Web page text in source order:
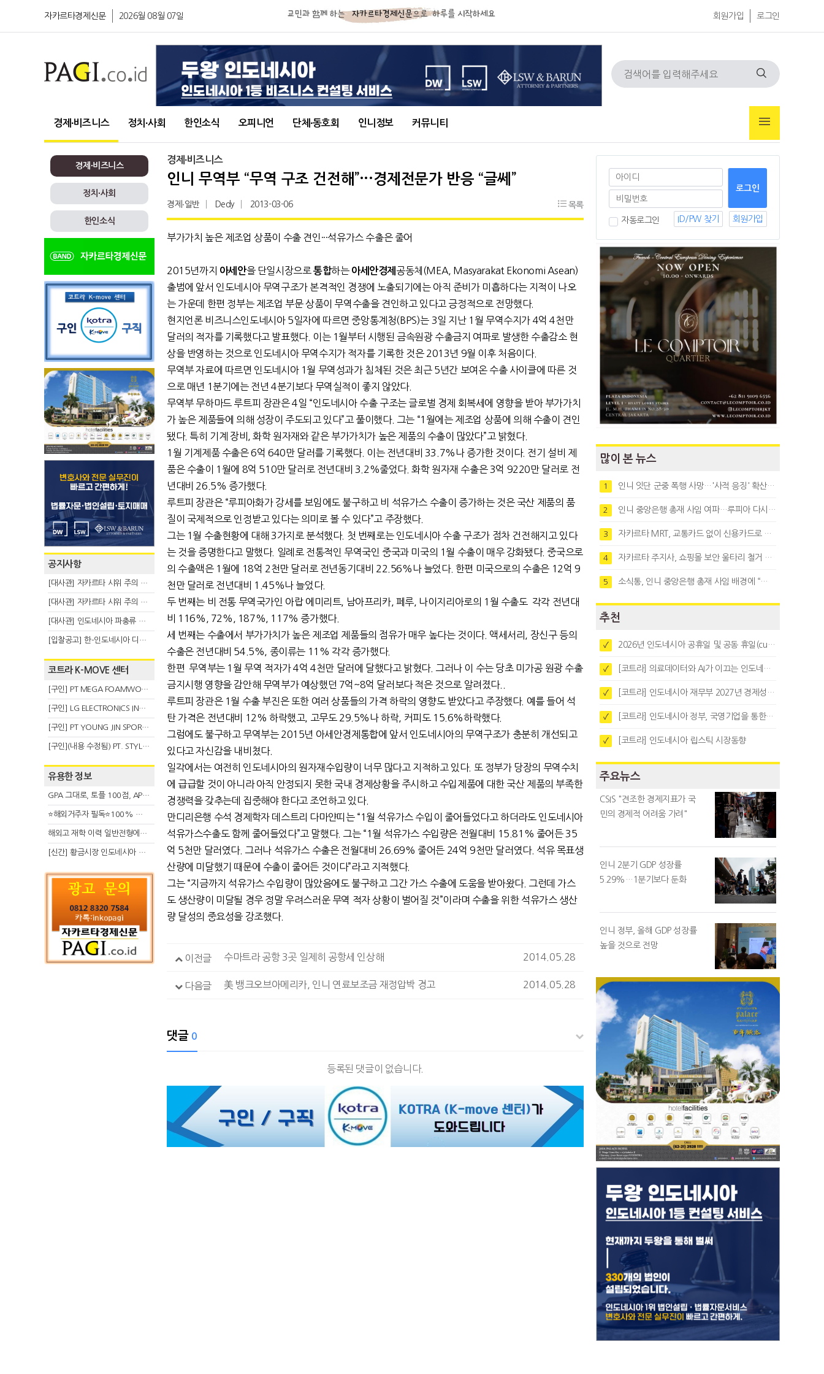
자카르타경제신문 2026월 08월 07일 회원가입 로그인
경제∙비즈니스 정치∙사회 한인소식 오피니언 단체∙동호회 인니정보 커뮤니티
경제∙비즈니스
정치∙사회
한인소식
공지사항
[대사관] 자카르타 시위 주의 안내(8.6)
[대사관] 자카르타 시위 주의 안내(8.3)
[대사관] 인도네시아 파충류 불법 반출 주의 (7.29)
[입찰공고] 한-인도네시아 디지털융복합 탈 전시회
코트라 K-MOVE 센터
[구인] PT MEGA FOAMWORKS INDONESIA
[구인] LG ELECTRONICS INDONESIA
[구인] PT YOUNG JIN SPORT INDONESIA
[구인](내용 수정됨) PT. STYLE KOREAN INDONESIA (스타일 코리안 인도네시아)
유용한 정보
GPA 그대로, 토플 100점, AP 막막 — 원인은 하나입니다
⭐해외거주자 필독⭐100% 온라인 마지막 한국어교원 2급 추가모집 (~8/2)
해외고 재학 이력 일반전형에서 분명한 입시 강점 살리는 전략
[신간] 황금시장 인도네시아 슈퍼리치의 성공 수업
경제∙비즈니스
인니 무역부 “무역 구조 건전해”···경제전문가 반응 “글쎄”
경제∙일반 Dedy 2013-03-06 목록
부가가치 높은 제조업 상품이 수출 견인···석유가스 수출은 줄어
2015년까지 아세안을 단일시장으로통합하는 아세안경제 공동체(MEA, Masyarakat Ekonomi Asean)
출범에 앞서 인도네시아 무역구조가 본격적인 경쟁에 노출되기에는 아직 준비가 미흡하다는 지적이 나오
는 가운데 한편 정부는 제조업 부문 상품이 무역수출을 견인하고 있다고 긍정적으로 전망했다.
현지언론 비즈니스인도네시아 5일자에 따르면 중앙통계청(BPS)는 3일 지난 1월 무역수지가 4억 4천만
달러의 적자를 기록했다고 발표했다. 이는 1월부터 시행된 금속원광 수출금지 여파로 발생한 수출감소 현
상을 반영하는 것으로 인도네시아 무역수지가 적자를 기록한 것은 2013년 9월 이후 처음이다.
무역부 자료에 따르면 인도네시아 1월 무역성과가 침체된 것은 최근 5년간 보여온 수출 사이클에 따른 것
으로 매년 1분기에는 전년 4분기보다 무역실적이 좋지 않았다.
무역부 무하마드 루트피 장관은 4일 “인도네시아 수출 구조는 글로벌 경제 회복세에 영향을 받아 부가가치
가 높은 제품들에 의해 성장이 주도되고 있다”고 풀이했다. 그는 “1월에는 제조업 상품에 의해 수출이 견인
됐다. 특히 기계 장비, 화학 원자재와 같은 부가가치가 높은 제품의 수출이 많았다”고 밝혔다.
1월 기계제품 수출은 6억 640만 달러를 기록했다. 이는 전년대비 33.7%나 증가한 것이다. 전기 설비 제
품은 수출이 1월에 8억 510만 달러로 전년대비 3.2%줄었다. 화학 원자재 수출은 3억 9220만 달러로 전
년대비 26.5% 증가했다.
루트피 장관은 “루피아화가 강세를 보임에도 불구하고 비 석유가스 수출이 증가하는 것은 국산 제품의 품
질이 국제적으로 인정받고 있다는 의미로 볼 수 있다”고 주장했다.
그는 1월 수출현황에 대해 3가지로 분석했다. 첫 번째로는 인도네시아 수출 구조가 점차 건전해지고 있다
는 것을 증명한다고 말했다. 일례로 전통적인 무역국인 중국과 미국의 1월 수출이 매우 강화됐다. 중국으로
의 수출액은 1월에 18억 2천만 달러로 전년동기대비 22.56%나 늘었다. 한편 미국으로의 수출은 12억 9
천만 달러로 전년대비 1.45%나 늘었다.
두 번째는 비 전통 무역국가인 아랍 에미리트, 남아프리카, 페루, 나이지리아로의 1월 수출도 각각 전년대
비 116%, 72%, 187%, 117% 증가했다.
세 번째는 수출에서 부가가치가 높은 제조업 제품들의 점유가 매우 높다는 것이다. 액세서리, 장신구 등의
수출은 전년대비 54.5%, 종이류는 11% 각각 증가했다.
한편 무역부는 1월 무역 적자가 4억 4천만 달러에 달했다고 밝혔다. 그러나 이 수는 당초 미가공 원광 수출
금지시행 영향을 감안해 무역부가 예상했던 7억~8억 달러보다 적은 것으로 알려졌다..
루트피 장관은 1월 수출 부진은 또한 여러 상품들의 가격 하락의 영향도 받았다고 주장했다. 예를 들어 석
탄 가격은 전년대비 12% 하락했고, 고무도 29.5%나 하락, 커피도 15.6%하락했다.
그럼에도 불구하고 무역부는 2015년 아세안경제통합에 앞서 인도네시아의 무역구조가 충분히 개선되고
있다고 자신감을 내비쳤다.
일각에서는 여전히 인도네시아의 원자재수입량이 너무 많다고 지적하고 있다. 또 정부가 당장의 무역수치
에 급급할 것이 아니라 아직 안정되지 못한 국내 경제상황을 주시하고 수입제품에 대한 국산 제품의 부족한
경쟁력을 갖추는데 집중해야 한다고 조언하고 있다.
만디리은행 수석 경제학자 데스트리 다마얀띠는 “1월 석유가스 수입이 줄어들었다고 하더라도 인도네시아
석유가스수출도 함께 줄어들었다”고 말했다. 그는 “1월 석유가스 수입량은 전월대비 15.81% 줄어든 35
억 5천만 달러였다. 그러나 석유가스 수출은 전월대비 26.69% 줄어든 24억 9천만 달러였다. 석유 목표생
산량에 미달했기 때문에 수출이 줄어든 것이다”라고 지적했다.
그는 “지금까지 석유가스 수입량이 많았음에도 불구하고 그간 가스 수출에 도움을 받아왔다. 그런데 가스
도 생산량이 미달될 경우 정말 우려스러운 무역 적자 상황이 벌어질 것”이라며 수출을 위한 석유가스 생산
량 달성의 중요성을 강조했다.
이전글 수마트라 공항 3곳 일제히 공항세 인상해 2014.05.28
다음글 美 뱅크오브아메리카, 인니 연료보조금 재정압박 경고 2014.05.28
댓글 0
등록된 댓글이 없습니다.
자동로그인 ID/PW 찾기 회원가입
많이 본 뉴스
1 인니 잇단 군중 폭행 사망…'사적 응징' 확산에 법치 우려
2 인니 중앙은행 총재 사임 여파…루피아 다시 1만8천대로 약세
3 자카르타 MRT, 교통카드 없이 신용카드로 바로 탄다
4 자카르타 주지사, 쇼핑몰 보안 울타리 철거 요청…"치안 문제없다"
5 소식통, 인니 중앙은행 총재 사임 배경에 “정부와 정책 갈등"
추천
✓ 2026년 인도네시아 공휴일 및 공동 휴일(cuti bersama)
✓ [코트라] 의료데이터와 AI가 이끄는 인도네시아 디지털 헬스케어 시장 트렌드
✓ [코트라] 인도네시아 재무부 2027년 경제성장 전망 및 목표 발표
✓ [코트라] 인도네시아 정부, 국영기업을 통한 석탄·팜유·합금철 수출 중앙집중화 추진
✓ [코트라] 인도네시아 립스틱 시장동향
주요뉴스
CSIS "견조한 경제지표가 국
민의 경제적 어려움 가려"
인니 2분기 GDP 성장률
5.29%…1분기보다 둔화
인니 정부, 올해 GDP 성장률
높을 것으로 전망